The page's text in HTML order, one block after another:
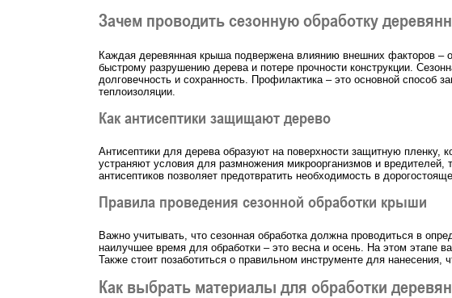
Зачем проводить сезонную обработку
Каждая деревянная крыша подвержена влиянию внешних факторов –
быстрому разрушению дерева и потере прочности конструкции.
долговечность и сохранность. Профилактика – это основной способ
теплоизоляции.
Как антисептики защищают дерево
Антисептики для дерева образуют на поверхности защитную пленку,
устраняют условия для размножения микроорганизмов и
антисептиков позволяет предотвратить необходимость в
Правила проведения сезонной обработки крыши
Важно учитывать, что сезонная обработка должна проводиться в
наилучшее время для обработки – это весна и осень. На этом этапе
Также стоит позаботиться о правильном инструменте для
Как выбрать материалы для обработки